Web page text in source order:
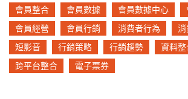
會員整合
會員數據 會員數據中心
會員經營
會員行銷 消費者行為
消
短影音
行銷策略 行銷趨勢
資料整
跨平台整合
電子票券